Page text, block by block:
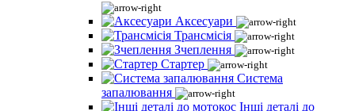
Аксесуари
Трансмісія
Зчеплення
Стартер
Система
запалювання
Інші деталі до